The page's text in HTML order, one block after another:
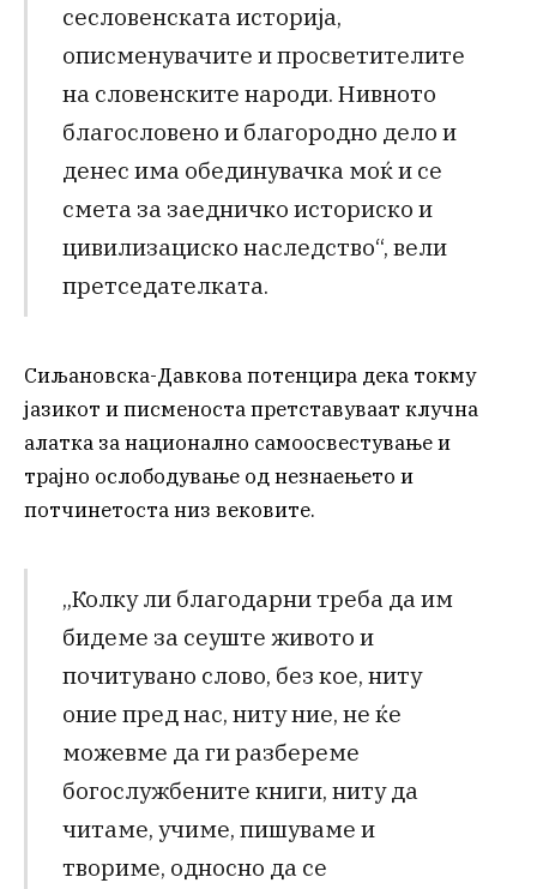
сесловенската историја,
описменувачите и просветителите
на словенските народи. Нивното
благословено и благородно дело и
денес има обединувачка моќ и се
смета за заедничко историско и
цивилизациско наследство“, вели
претседателката.
Сиљановска-Давкова потенцира дека токму
јазикот и писменоста претставуваат клучна
алатка за национално самоосвестување и
трајно ослободување од незнаењето и
потчинетоста низ вековите.
„Колку ли благодарни треба да им
бидеме за сеуште живото и
почитувано слово, без кое, ниту
оние пред нас, ниту ние, не ќе
можевме да ги разбереме
богослужбените книги, ниту да
читаме, учиме, пишуваме и
твориме, односно да се